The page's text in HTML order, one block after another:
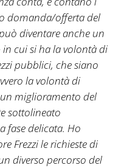
domanda/offerta del
diventare anche un
cui si ha la volontà di
pubblici, che siano
la volontà di
miglioramento del
sottolineato
fase delicata. Ho
Frezzi le richieste di
diverso percorso del